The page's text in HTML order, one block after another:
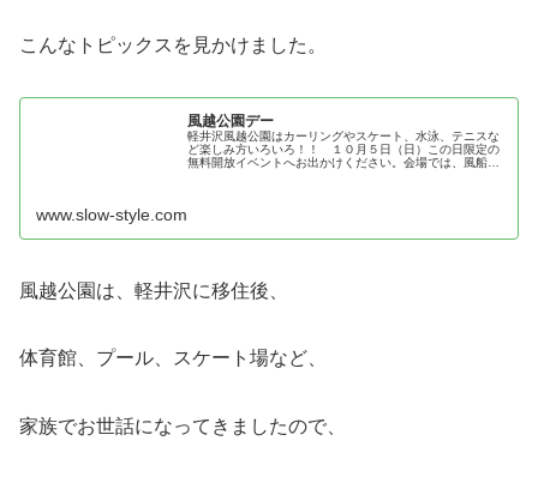
こんなトピックスを見かけました。
風越公園デー
軽井沢風越公園はカーリングやスケート、水泳、テニスな
ど楽しみ方いろいろ！！ １０月５日（日）この日限定の
無料開放イベントへお出かけください。会場では、風船プ
www.slow-style.com
風越公園は、軽井沢に移住後、
体育館、プール、スケート場など、
家族でお世話になってきましたので、